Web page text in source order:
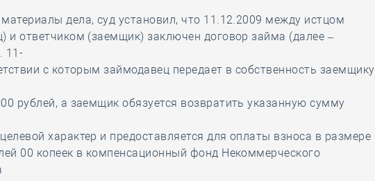
дела, суд установил, что 11.12.2009 между истцом
и ответчиком (заемщик) заключен договор займа (далее –
11-
с которым займодавец передает в собственность заемщику
рублей, а заемщик обязуется возвратить указанную сумму
характер и предоставляется для оплаты взноса в размере
00 копеек в компенсационный фонд Некоммерческого